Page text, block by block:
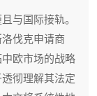
与国际接轨。
伐克申请商
欧市场的战略
彻理解其法定